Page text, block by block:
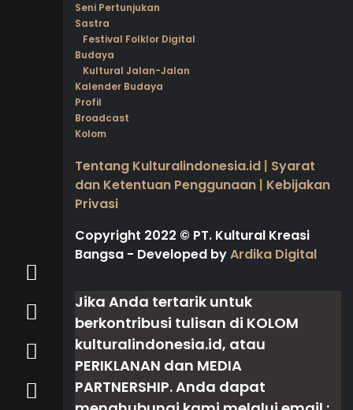
Seni Pertunjukan
Sastra
Festival Folklor Digital
Budaya
Kultural Jalan-Jalan
Kalender Budaya
Profil
Broadcast
Kolom
Tentang Kulturalindonesia.id | Syarat
dan Ketentuan Penggunaan | Kebijakan
Privasi
Copyright 2022 © PT. Kultural Kreasi
Bangsa - Developed byArdika Digital
Jika Anda tertarik untuk
berkontribusi tulisan di KOLOM
kulturalindonesia.id, atau
PERIKLANAN dan MEDIA
PARTNERSHIP. Anda dapat